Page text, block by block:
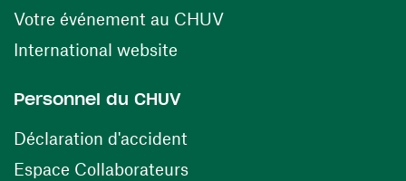
Votre événement au CHUV(ouvre une nouvelle
International website
Personnel du CHUV
Déclaration d'accident
Espace Collaborateurs(ouvre une nouvelle fenêtre)